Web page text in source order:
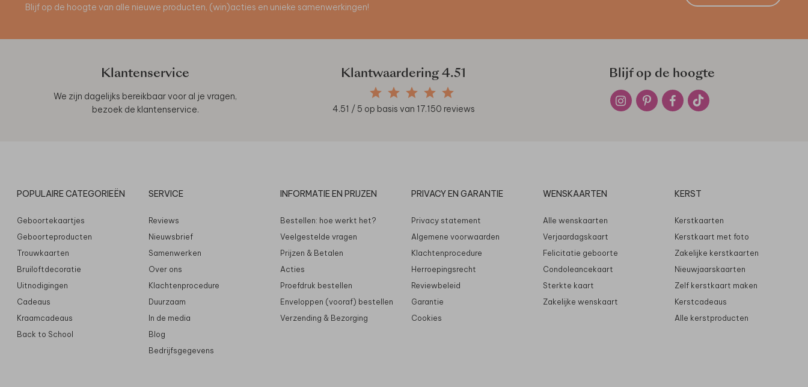
Blijf op de hoogte van alle nieuwe producten, (win)acties en unieke samenwerkingen!
Klantenservice
We zijn dagelijks bereikbaar voor al je vragen,
bezoek de klantenservice.
Klantwaardering4.51
4.51 / 5 op basis van 17.150 reviews
Blijf op de hoogte
POPULAIRE CATEGORIEËN
Geboortekaartjes
Geboorteproducten
Trouwkaarten
Bruiloftdecoratie
Uitnodigingen
Cadeaus
Kraamcadeaus
Back to School
SERVICE
Reviews
Nieuwsbrief
Samenwerken
Over ons
Klachtenprocedure
Duurzaam
In de media
Blog
Bedrijfsgegevens
INFORMATIE EN PRIJZEN
Bestellen: hoe werkt het?
Veelgestelde vragen
Prijzen & Betalen
Acties
Proefdruk bestellen
Enveloppen (vooraf) bestellen
Verzending & Bezorging
PRIVACY EN GARANTIE
Privacy statement
Algemene voorwaarden
Klachtenprocedure
Herroepingsrecht
Reviewbeleid
Garantie
Cookies
WENSKAARTEN
Alle wenskaarten
Verjaardagskaart
Felicitatie geboorte
Condoleancekaart
Sterkte kaart
Zakelijke wenskaart
KERST
Kerstkaarten
Kerstkaart met foto
Zakelijke kerstkaarten
Nieuwjaarskaarten
Zelf kerstkaart maken
Kerstcadeaus
Alle kerstproducten